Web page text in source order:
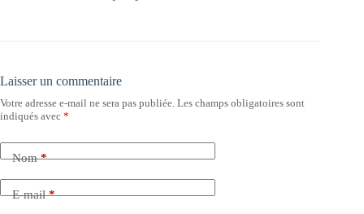
Laisser un commentaire
Votre adresse e-mail ne sera pas publiée. Les champs obligatoires sont
indiqués avec *
Nom*
E-mail*